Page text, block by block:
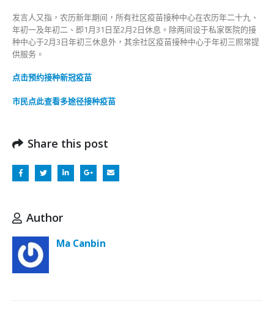
发言人又指，农历新年期间，所有社区疫苗接种中心在农历年二十九、
年初一及年初二、即1月31日至2月2日休息。除两间设于私家医院的接
种中心于2月3日年初三休息外，其余社区疫苗接种中心于年初三照常提
供服务。
点击预约接种新冠疫苗
市民点此查看多途径接种疫苗
Share this post
Author
Ma Canbin